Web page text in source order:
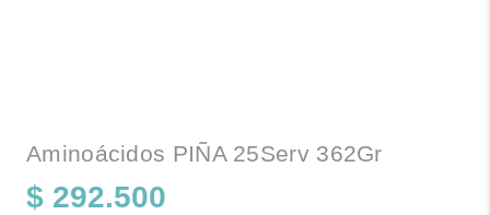
Aminoácidos PIÑA 25Serv 362Gr
$ 292.500